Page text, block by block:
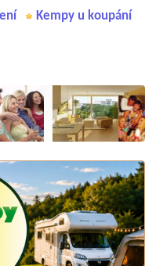
Kempy u koupání